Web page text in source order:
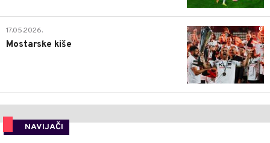
0
17.05.2026.
Mostarske kiše
NAVIJAČI